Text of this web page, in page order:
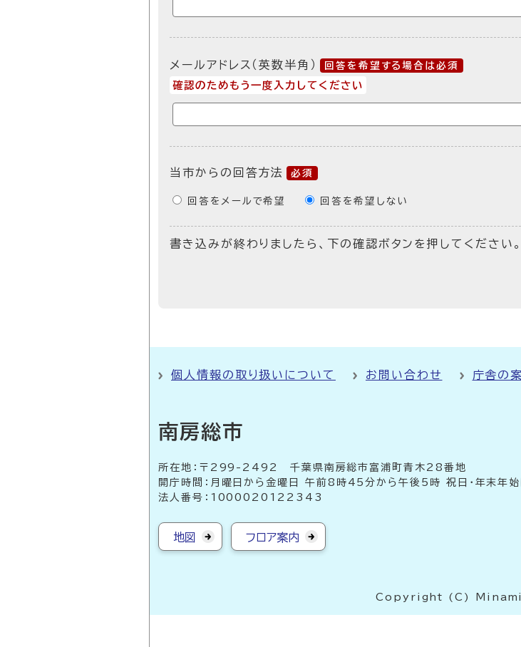
メールアドレス（英数半角） 回答を希望する場合は必須
確認のためもう一度入力してください
当市からの回答方法 必須
回答をメールで希望 回答を希望しない
書き込みが終わりましたら、下の確認ボタンを押してください。
個人情報の取り扱いについて お問い合わせ 庁舎の
南房総市
所在地：〒299-2492 千葉県南房総市富浦町青木28番地
開庁時間：月曜日から金曜日 午前8時45分から午後5時 祝日・年末年
法人番号：1000020122343
地図 フロア案内
Copyright (C)